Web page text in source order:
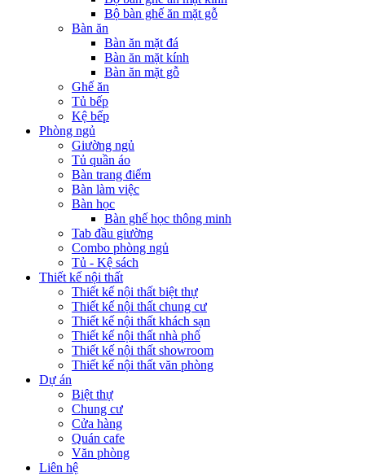
Bộ bàn ghế ăn mặt gỗ
Bàn ăn
Bàn ăn mặt đá
Bàn ăn mặt kính
Bàn ăn mặt gỗ
Ghế ăn
Tủ bếp
Kệ bếp
Phòng ngủ
Giường ngủ
Tủ quần áo
Bàn trang điểm
Bàn làm việc
Bàn học
Bàn ghế học thông minh
Tab đầu giường
Combo phòng ngủ
Tủ - Kệ sách
Thiết kế nội thất
Thiết kế nội thất biệt thự
Thiết kế nội thất chung cư
Thiết kế nội thất khách sạn
Thiết kế nội thất nhà phố
Thiết kế nội thất showroom
Thiết kế nội thất văn phòng
Dự án
Biệt thự
Chung cư
Cửa hàng
Quán cafe
Văn phòng
Liên hệ